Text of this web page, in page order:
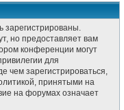
но предоставляет вам
конференции могут
для
чем зарегистрироваться,
принятыми на
на форумах означает